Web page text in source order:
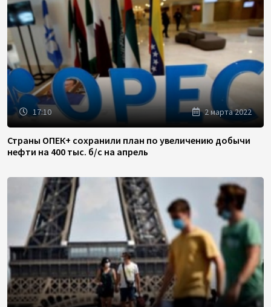
17:10 2 марта 2022
Страны ОПЕК+ сохранили план по увеличению добычи
нефти на 400 тыс. б/с на апрель